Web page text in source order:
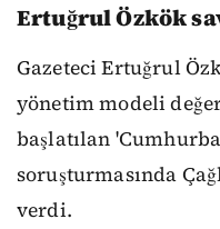
Ertuğrul Özkök
Gazeteci Ertuğrul
yönetim modeli
başlatılan
soruşturmasında
verdi.